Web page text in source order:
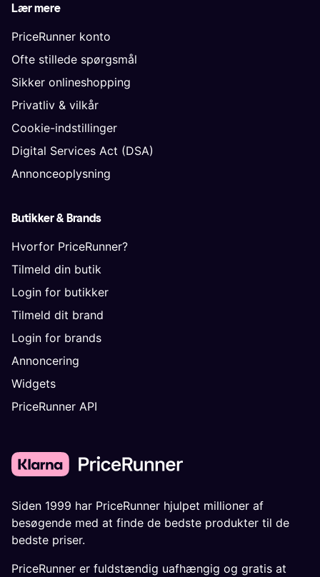
Lær mere
PriceRunner konto
Ofte stillede spørgsmål
Sikker onlineshopping
Privatliv & vilkår
Cookie-indstillinger
Digital Services Act (DSA)
Annonceoplysning
Butikker & Brands
Hvorfor PriceRunner?
Tilmeld din butik
Login for butikker
Tilmeld dit brand
Login for brands
Annoncering
Widgets
PriceRunner API
Siden 1999 har PriceRunner hjulpet millioner af
besøgende med at finde de bedste produkter til de
bedste priser.
PriceRunner er fuldstændig uafhængig og gratis at